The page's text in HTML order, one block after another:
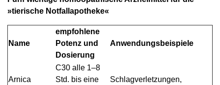
»tierische Notfallapotheke«
Name
empfohlene
Potenz und
Dosierung
Anwendungsbeispiele
Arnica
C30 alle 1–8
Std. bis eine
Schlagverletzungen,